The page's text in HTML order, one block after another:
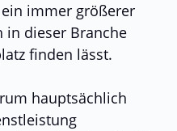
ein immer größerer
in dieser Branche
finden lässt.
hauptsächlich